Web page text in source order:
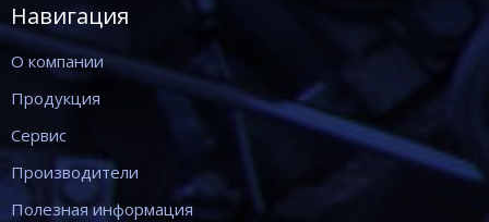
Навигация
О компании
Продукция
Сервис
Производители
Полезная информация